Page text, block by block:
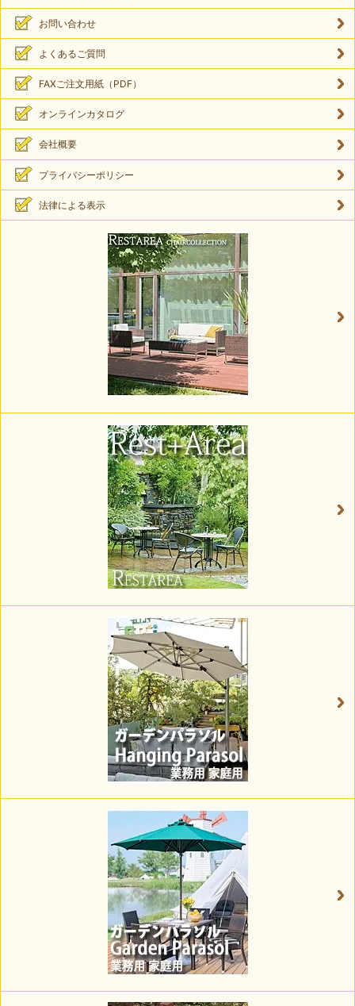
お問い合わせ
よくあるご質問
FAXご注文用紙（PDF）
オンラインカタログ
会社概要
プライバシーポリシー
法律による表示